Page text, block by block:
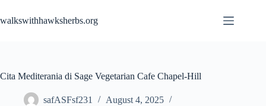
content
walkswithhawksherbs.org
Cita Mediterania di Sage Vegetarian Cafe Chapel-Hill
safASFsf231
August 4, 2025